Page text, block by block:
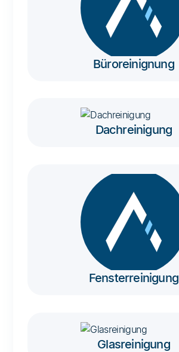
Büroreinignung
Dachreinigung
Fensterreinigung
Glasreinigung